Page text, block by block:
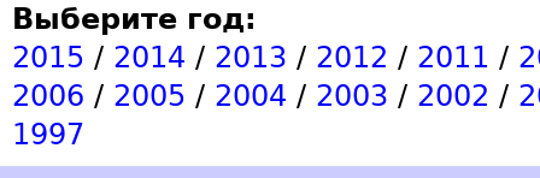
Выберите год:
2015 / 2014 / 2013 / 2012 / 2011 /
2006 / 2005 / 2004 / 2003 / 2002 /
1997